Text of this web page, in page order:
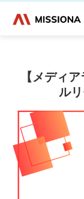
【メディ
ル